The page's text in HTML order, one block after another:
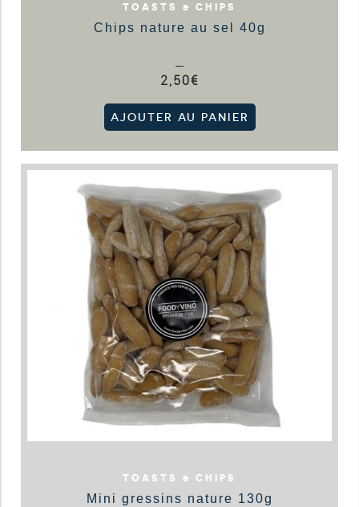
TOASTS & CHIPS
Chips nature au sel 40g
2,50€
AJOUTER AU PANIER
TOASTS & CHIPS
Mini gressins nature 130g